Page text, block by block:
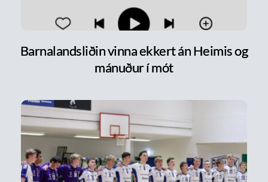
Barnalandsliðin vinna ekkert án Heimis og
mánuður í mót